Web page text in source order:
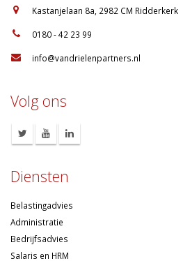
Kastanjelaan 8a, 2982 CM Ridderkerk
0180 - 42 23 99
info@vandrielenpartners.nl
Volg ons
Diensten
Belastingadvies
Administratie
Bedrijfsadvies
Salaris en HRM